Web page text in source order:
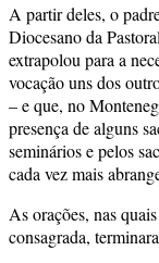
A partir deles, o
Diocesano da
extrapolou para a
vocação uns dos
– e que, no
presença de alguns
seminários e pelos
cada vez mais
As orações, nas
consagrada,